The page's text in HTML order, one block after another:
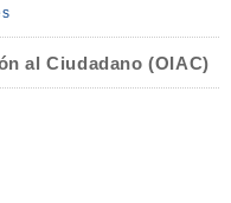
al Ciudadano (OIAC)